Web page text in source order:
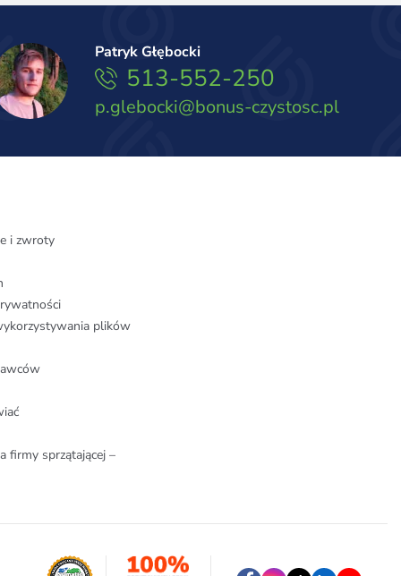
Patryk Głębocki
513-552-250
p.glebocki@bonus-czystosc.pl
i zwroty
plików
firmy sprzątającej –